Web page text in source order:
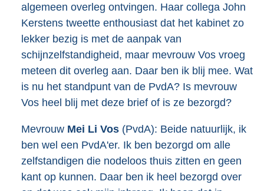
algemeen overleg ontvingen. Haar collega John
Kerstens tweette enthousiast dat het kabinet zo
lekker bezig is met de aanpak van
schijnzelfstandigheid, maar mevrouw Vos vroeg
meteen dit overleg aan. Daar ben ik blij mee. Wat
is nu het standpunt van de PvdA? Is mevrouw
Vos heel blij met deze brief of is ze bezorgd?
Mevrouw Mei Li Vos (PvdA): Beide natuurlijk, ik
ben wel een PvdA'er. Ik ben bezorgd om alle
zelfstandigen die nodeloos thuis zitten en geen
kant op kunnen. Daar ben ik heel bezorgd over